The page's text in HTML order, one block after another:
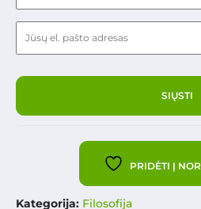
PRIDĖTI Į
Kategorija: Filosofija